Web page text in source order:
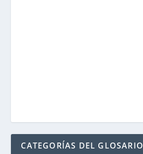
CATEGORÍAS DEL GLOSARIO